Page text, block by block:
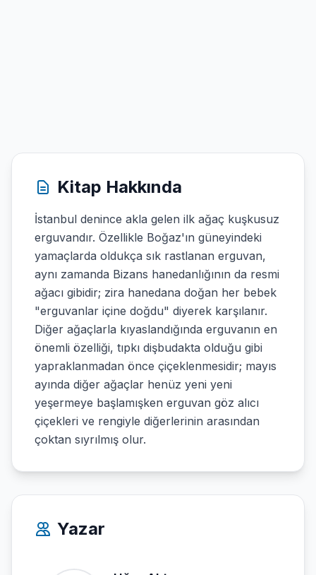
Kitap Hakkında
İstanbul denince akla gelen ilk ağaç kuşkusuz
erguvandır. Özellikle Boğaz'ın güneyindeki
yamaçlarda oldukça sık rastlanan erguvan,
aynı zamanda Bizans hanedanlığının da resmi
ağacı gibidir; zira hanedana doğan her bebek
"erguvanlar içine doğdu" diyerek karşılanır.
Diğer ağaçlarla kıyaslandığında erguvanın en
önemli özelliği, tıpkı dişbudakta olduğu gibi
yapraklanmadan önce çiçeklenmesidir; mayıs
ayında diğer ağaçlar henüz yeni yeni
yeşermeye başlamışken erguvan göz alıcı
çiçekleri ve rengiyle diğerlerinin arasından
çoktan sıyrılmış olur.
Yazar